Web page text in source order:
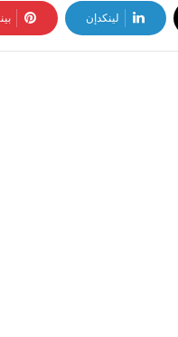
لينكدإن